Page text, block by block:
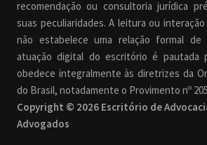
recomendação ou consultoria jurídica
suas peculiaridades. A leitura ou
não estabelece uma relação formal de
atuação digital do escritório é pautada
obedece integralmente às diretrizes da
do Brasil, notadamente o Provimento nº
Copyright © 2026 Escritório de
Advogados